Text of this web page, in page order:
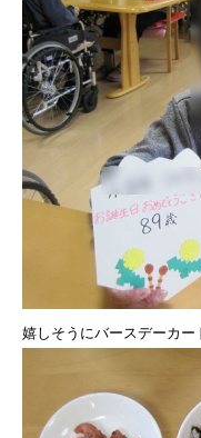
嬉しそうにバースデーカ